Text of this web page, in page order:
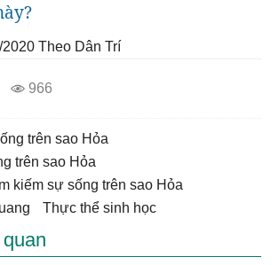
2020 Theo Dân Trí
966
trên sao Hỏa
trên sao Hỏa
kiếm sự sống trên sao Hỏa
thực thể sinh học